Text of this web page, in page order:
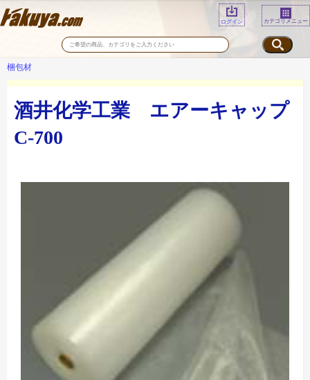
ログイン カテゴリメニュー
梱包材
酒井化学工業 エアーキャップ
C-700